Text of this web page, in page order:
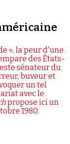
», la peur d'une
des États-
sénateur du
buveur et
un tel
avec le
propose ici un
1980.